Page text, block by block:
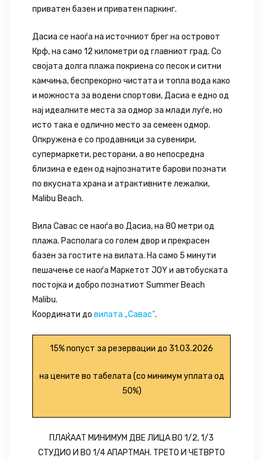
приватен базен и приватен паркинг.
Дасиа се наоѓа на источниот брег на островот
Крф, на само 12 километри од главниот град. Со
својата долга плажа покриена со песок и ситни
камчиња, беспрекорно чистата и топла вода како
и можноста за водени спортови, Дасиа е едно од
нај идеалните места за одмор за млади луѓе, но
исто така е одлично место за семеен одмор.
Опкружена е со продавници за сувенири,
супермаркети, ресторани, а во непосредна
близина е еден од најпознатите барови познати
по вкусната храна и атрактивните лежалки,
Malibu Beach.
Вила Савас се наоѓа во Дасиа, на 80 метри од
плажа. Располага со голем двор и прекрасен
базен за гостите на вилата. На само 5 минути
пешачење се наоѓа Маркетот JOY и автобуската
постојка и добро познатиот Summer Beach
Malibu.
Координати до вилата „Савас“.
15% попуст за резервации до 31.03.2026
на цените во табелата (со минимум уплата од
50%)
ПЛАЌААТ МИНИМУМ ДВЕ ЛИЦА ВО 1/2, 1/3
СТУДИО И ВО 1/4 АПАРТМАН. ТРЕТО И ЧЕТВРТО